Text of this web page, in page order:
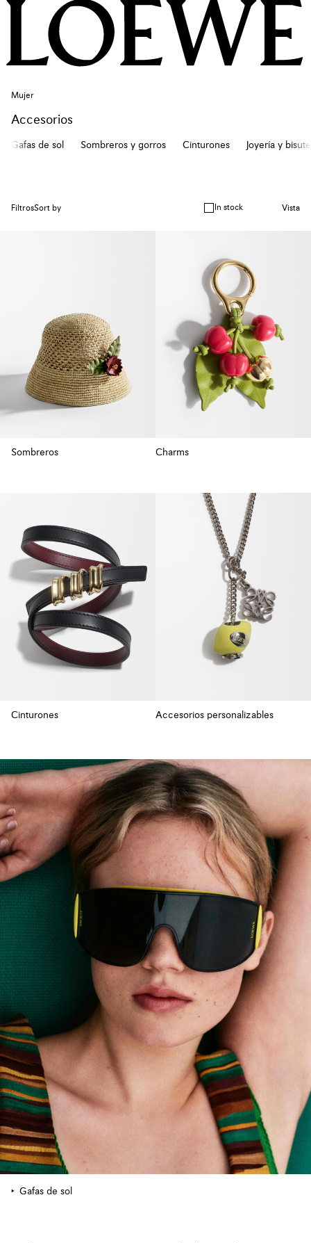
Mujer
Accesorios
Gafas de sol Sombreros y gorros Cinturones Joyería y
FiltrosSort by In stock Vista
Sombreros Charms
Cinturones Accesorios personalizables
Gafas de sol